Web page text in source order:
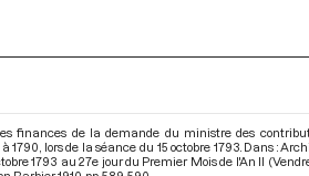
finances de la demande du ministre des
lors de la séance du 15 octobre 1793. Dans :
1793 au 27e jour du Premier Mois de l'An II